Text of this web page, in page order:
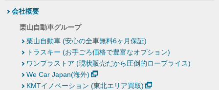
会社概要
栗山自動車グループ
栗山自動車 (安心の全車無料6ヶ月保証)
トラスキー (お手ごろ価格で豊富なオプション)
ワンプラストア (現状販売だから圧倒的ロープライス)
We Car Japan(海外)
KMTイノベーション (東北エリア買取)